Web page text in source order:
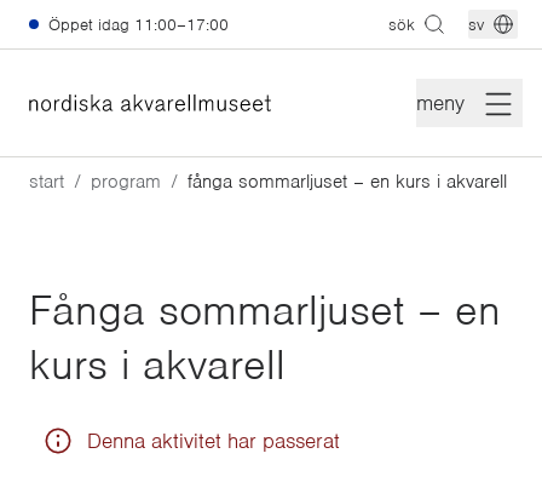
Hoppa till huvudinnehåll
Öppet idag 11:00–17:00 sök sv
meny
start program fånga sommarljuset – en kurs i akvarell
Fånga sommarljuset – en
kurs i akvarell
Denna aktivitet har passerat